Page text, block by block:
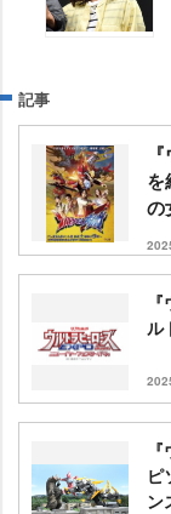
記事
を
の
ル
ピ
ン